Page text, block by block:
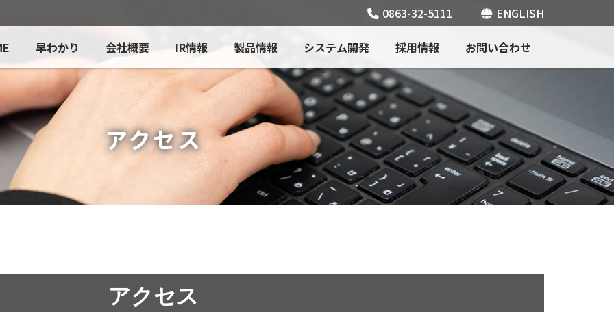
0863-32-5111 ENGLISH
早わかり 会社概要 IR情報 製品情報 システム開発 採用情報 お問い合わせ
アクセス
アクセス